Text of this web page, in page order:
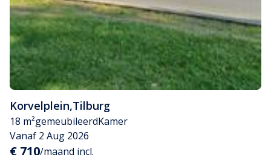
Korvelplein,Tilburg
18 m²gemeubileerdKamer
Vanaf 2 Aug 2026
€ 710/maand incl.